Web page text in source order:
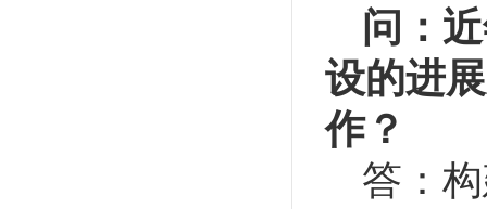
问：
设的进
作？
答：